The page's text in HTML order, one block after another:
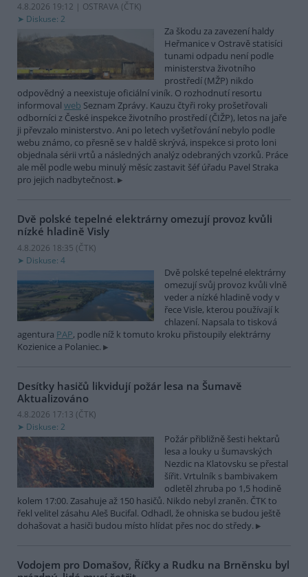
4.8.2026 19:12 | OSTRAVA (ČTK)
Diskuse: 2
Za škodu za zavezení haldy
Heřmanice v Ostravě statisíci
tunami odpadu není podle
ministerstva životního
prostředí (MŽP) nikdo
odpovědný a neexistuje oficiální viník. O rozhodnutí resortu
informoval web Seznam Zprávy. Kauzu čtyři roky prošetřovali
odborníci z České inspekce životního prostředí (ČIŽP), letos na jaře
ji převzalo ministerstvo. Ani po letech vyšetřování nebylo podle
webu známo, co přesně se v haldě skrývá, inspekce si proto loni
objednala sérii vrtů a následných analýz odebraných vzorků. Práce
ale měl podle webu minulý měsíc zastavit šéf úřadu Pavel Straka
pro jejich nadbytečnost.
Dvě polské tepelné elektrárny omezují provoz kvůli
nízké hladině Visly
4.8.2026 18:35 (ČTK)
Diskuse: 4
Dvě polské tepelné elektrárny
omezují svůj provoz kvůli vlně
veder a nízké hladině vody v
řece Visle, kterou používají k
chlazení. Napsala to tisková
agentura PAP, podle níž k tomuto kroku přistoupily elektrárny
Kozienice a Polaniec.
Desítky hasičů likvidují požár lesa na Šumavě
Aktualizováno
4.8.2026 17:13 (ČTK)
Diskuse: 2
Požár přibližně šesti hektarů
lesa a louky u šumavských
Nezdic na Klatovsku se přestal
šířit. Vrtulník s bambivakem
odletěl zhruba po 1,5 hodině
kolem 17:00. Zasahuje až 150 hasičů. Nikdo nebyl zraněn. ČTK to
řekl velitel zásahu Aleš Bucifal. Odhadl, že ohniska se budou ještě
dohašovat a hasiči budou místo hlídat přes noc do středy.
Vodojem pro Domašov, Říčky a Rudku na Brněnsku byl